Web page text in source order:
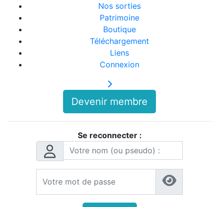
Nos sorties
Patrimoine
Boutique
Téléchargement
Liens
Connexion
Devenir membre
Se reconnecter :